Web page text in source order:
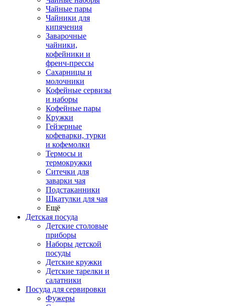
Чайные пары
Чайники для
кипячения
Заварочные
чайники,
кофейники и
френч-прессы
Сахарницы и
молочники
Кофейные сервизы
и наборы
Кофейные пары
Кружки
Гейзерные
кофеварки, турки
и кофемолки
Термосы и
термокружки
Ситечки для
заварки чая
Подстаканники
Шкатулки для чая
Ещё
Детская посуда
Детские столовые
приборы
Наборы детской
посуды
Детские кружки
Детские тарелки и
салатники
Посуда для сервировки
Фужеры